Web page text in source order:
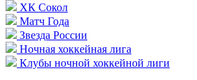
ХК Сокол
Матч Года
Звезда России
Ночная хоккейная лига
Клубы ночной хоккейной лиги